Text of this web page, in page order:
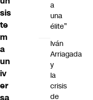
sis
te
m
a
un
iv
er
a
una
élite”
Iván
Arriagada
y
la
crisis
de